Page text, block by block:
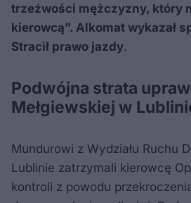
trzeźwości mężczyzny, który
kierowcą”. Alkomat wykazał
Stracił prawo jazdy.
Podwójna strata
Mełgiewskiej w
Mundurowi z Wydziału Ruchu
Lublinie zatrzymali kierowcę
kontroli z powodu